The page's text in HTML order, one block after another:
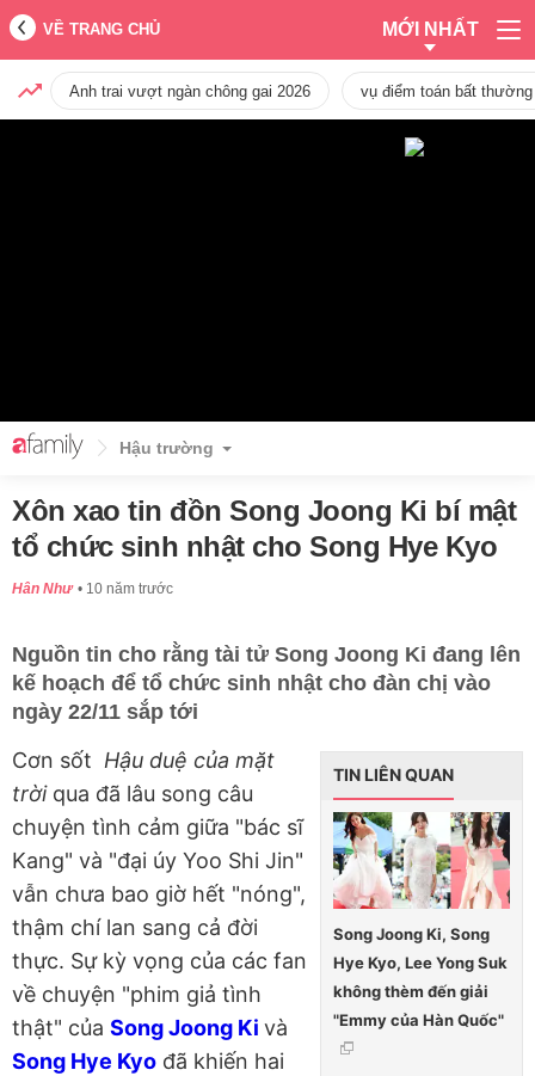
VỀ TRANG CHỦ MỚI NHẤT
Anh trai vượt ngàn chông gai 2026 vụ điểm toán bất
Hậu trường
Xôn xao tin đồn Song Joong Ki bí mật
tổ chức sinh nhật cho Song Hye Kyo
Hân Như 10 năm trước
Nguồn tin cho rằng tài tử Song Joong Ki đang lên
kế hoạch để tổ chức sinh nhật cho đàn chị vào
ngày 22/11 sắp tới
TIN LIÊN QUAN
Song Joong Ki, Song
Hye Kyo, Lee Yong Suk
không thèm đến giải
"Emmy của Hàn Quốc"
Cơn sốt Hậu duệ của mặt
trời qua đã lâu song câu
chuyện tình cảm giữa "bác sĩ
Kang" và "đại úy Yoo Shi Jin"
vẫn chưa bao giờ hết "nóng",
thậm chí lan sang cả đời
thực. Sự kỳ vọng của các fan
về chuyện "phim giả tình
thật" của Song Joong Ki và
Song Hye Kyo đã khiến hai